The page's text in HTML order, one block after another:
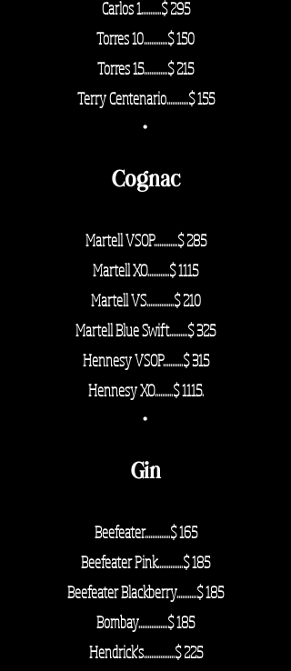
Carlos 1...........$ 295
Torres 10.............$ 150
Torres 15.............$ 215
Terry Centenario............$ 155
·
Cognac
Martell VSOP.............$ 285
Martell XO............$ 1115
Martell VS...............$ 210
Martell Blue Swift..........$ 325
Hennesy VSOP...........$ 315
Hennesy XO..........$ 1115.
·
Gin
Beefeater..............$ 165
Beefeater Pink..............$ 185
Beefeater Blackberry...........$ 185
Bombay................$ 185
Hendrick's.................$ 225